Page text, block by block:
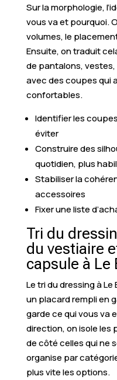
Sur la morphologie,
vous va et pourquoi.
volumes, le
Ensuite, on traduit
de pantalons,
avec des coupes qui
confortables.
Identifier les
éviter
Construire des
quotidien, plus
Stabiliser la
accessoires
Fixer une liste
Tri du
du vestiaire
capsule à
Le tri du dressing à
un placard rempli en
garde ce qui vous va
direction, on isole les
de côté celles qui ne
organise par
plus vite les options.